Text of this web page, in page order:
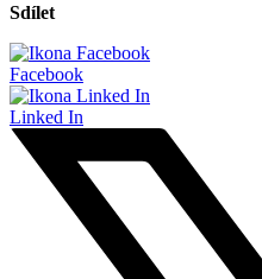
Sdílet
Facebook
Linked In